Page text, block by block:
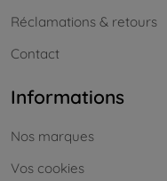
Réclamations & retours
Contact
Informations
Nos marques
Vos cookies